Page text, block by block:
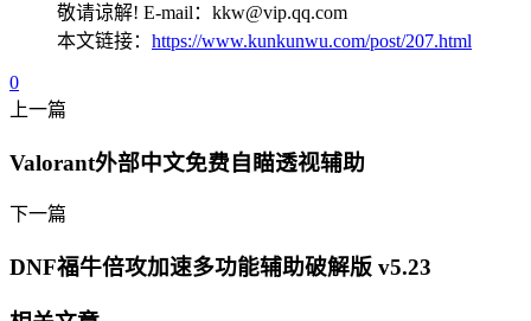
敬请谅解! E-mail：kkw@vip.qq.com
本文链接： https://www.kunkunwu.com/post/207.html
0
上一篇
Valorant外部中文免费自瞄透视辅助
下一篇
DNF福牛倍攻加速多功能辅助破解版 v5.23